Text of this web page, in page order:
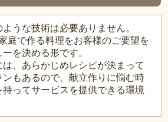
ような技術は必要ありません。
庭で作る料理をお客様のご要望を
を決める形です。
、あらかじめレシピが決まって
もあるので、献立作りに悩む時
ってサービスを提供できる環境